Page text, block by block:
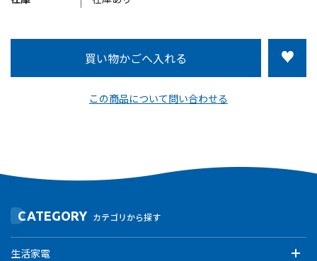
この商品について問い合わせる
CATEGORY カテゴリから探す
生活家電